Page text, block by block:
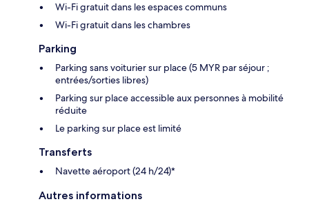
Wi-Fi gratuit dans les espaces communs
Wi-Fi gratuit dans les chambres
Parking
Parking sans voiturier sur place (5 MYR par séjour ;
entrées/sorties libres)
Parking sur place accessible aux personnes à mobilité
réduite
Le parking sur place est limité
Transferts
Navette aéroport (24 h/24)*
Autres informations